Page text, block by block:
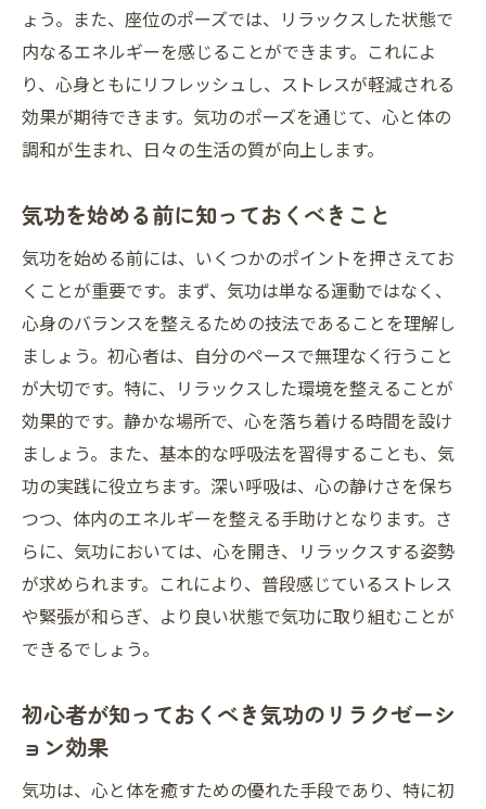
深い呼吸と気功のシナジー効果
気功の呼吸法で心を落ち着ける
究極のリラクゼーション: 気功と呼吸を融合
気功の穏やかなエネルギーで日常生活を快適に
する
気功のエネルギーで心身の疲れを癒す
日々の生活に気功を取り入れるコツ
気功のエネルギーで活力を取り戻す
穏やかな気功エネルギーの感じ方
気功のエネルギーで日常をリフレッシュ
気功による心と体の健康を支えるリラクゼーシ
ョン術
気功の健康効果を最大限に活かす方法
心身の健康を保つための気功の実践
気功を用いた健康アップの秘訣
気功の健康的な習慣を作る
気功で健康バランスを保つ
気功で体感する心地よさとその持続効果
気功の心地よさを体感するために
気功の持続的なリラクゼーション効果
ょう。また、座位のポーズでは、リラックスした状態で
内なるエネルギーを感じることができます。これによ
り、心身ともにリフレッシュし、ストレスが軽減される
効果が期待できます。気功のポーズを通じて、心と体の
調和が生まれ、日々の生活の質が向上します。
気功を始める前に知っておくべきこと
気功を始める前には、いくつかのポイントを押さえてお
くことが重要です。まず、気功は単なる運動ではなく、
心身のバランスを整えるための技法であることを理解し
ましょう。初心者は、自分のペースで無理なく行うこと
が大切です。特に、リラックスした環境を整えることが
効果的です。静かな場所で、心を落ち着ける時間を設け
ましょう。また、基本的な呼吸法を習得することも、気
功の実践に役立ちます。深い呼吸は、心の静けさを保ち
つつ、体内のエネルギーを整える手助けとなります。さ
らに、気功においては、心を開き、リラックスする姿勢
が求められます。これにより、普段感じているストレス
や緊張が和らぎ、より良い状態で気功に取り組むことが
できるでしょう。
初心者が知っておくべき気功のリラクゼーシ
ョン効果
気功は、心と体を癒すための優れた手段であり、特に初